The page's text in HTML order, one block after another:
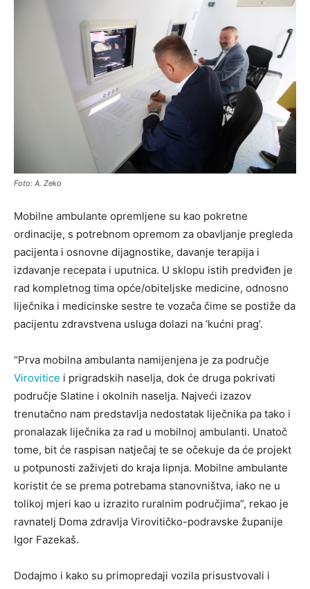
Foto: A. Zeko
Mobilne ambulante opremljene su kao pokretne
ordinacije, s potrebnom opremom za obavljanje pregleda
pacijenta i osnovne dijagnostike, davanje terapija i
izdavanje recepata i uputnica. U sklopu istih predviđen je
rad kompletnog tima opće/obiteljske medicine, odnosno
liječnika i medicinske sestre te vozača čime se postiže da
pacijentu zdravstvena usluga dolazi na ‘kućni prag’.
“Prva mobilna ambulanta namijenjena je za područje
Virovitice i prigradskih naselja, dok će druga pokrivati
područje Slatine i okolnih naselja. Najveći izazov
trenutačno nam predstavlja nedostatak liječnika pa tako i
pronalazak liječnika za rad u mobilnoj ambulanti. Unatoč
tome, bit će raspisan natječaj te se očekuje da će projekt
u potpunosti zaživjeti do kraja lipnja. Mobilne ambulante
koristit će se prema potrebama stanovništva, iako ne u
tolikoj mjeri kao u izrazito ruralnim područjima”, rekao je
ravnatelj Doma zdravlja Virovitičko-podravske županije
Igor Fazekaš.
Dodajmo i kako su primopredaji vozila prisustvovali i